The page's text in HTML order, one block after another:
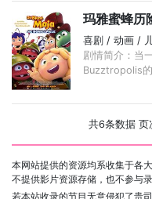
玛雅蜜蜂历
喜剧 / 动画 /
剧情简介：当
Buzztropolis
共6条数据 页
本网站提供的资源均系收集于各
不提供影片资源存储，也不参与
若本站收录的节目无意侵犯了贵